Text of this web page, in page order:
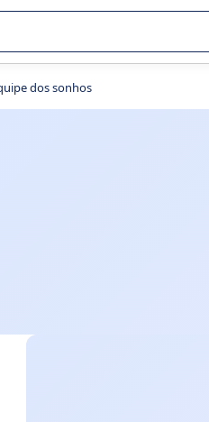
dos sonhos